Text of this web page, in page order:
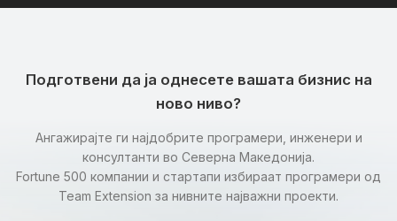
Подготвени да ја однесете вашата бизнис на
ново ниво?
Ангажирајте ги најдобрите програмери, инженери и
консултанти во Северна Македонија.
Fortune 500 компании и стартапи избираат програмери од
Team Extension за нивните најважни проекти.